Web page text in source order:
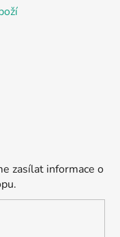
zasílat informace o